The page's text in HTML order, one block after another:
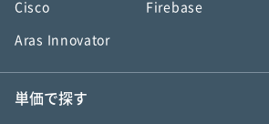
Cisco Firebase
Aras Innovator
単価で探す